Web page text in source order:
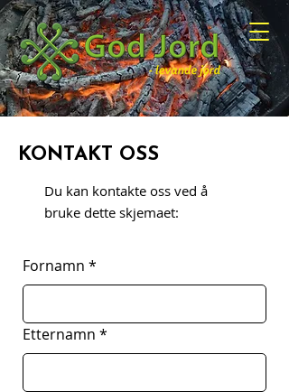
KONTAKT OSS
Du kan kontakte oss ved å
bruke dette skjemaet:
Fornamn *
Etternamn *